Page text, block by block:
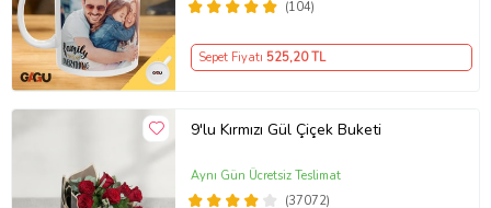
(104)
Sepet Fiyatı 525,20 TL
9'lu Kırmızı Gül Çiçek Buketi
(37072)
Aynı Gün Ücretsiz Teslimat